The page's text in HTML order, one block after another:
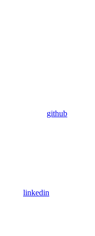
github
linkedin